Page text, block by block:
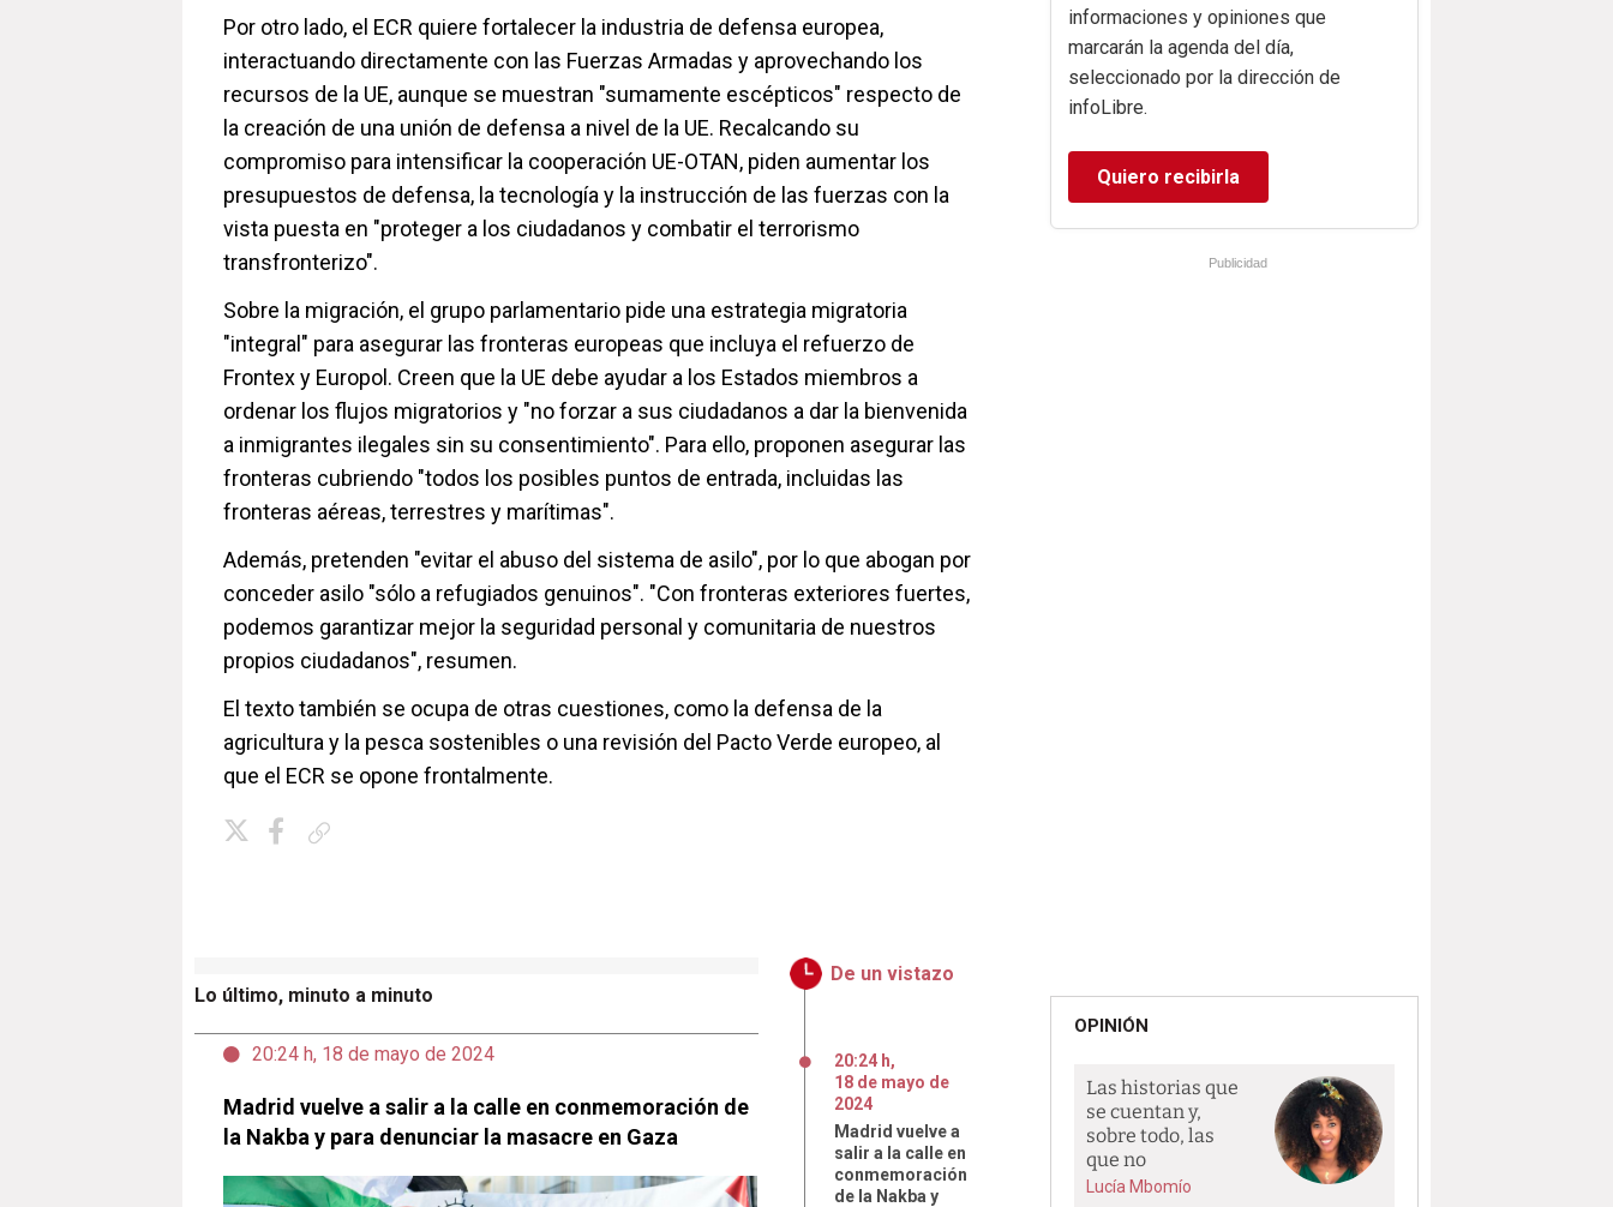
Por otro lado, el ECR quiere fortalecer la industria de defensa europea,
interactuando directamente con las Fuerzas Armadas y aprovechando los
recursos de la UE, aunque se muestran "sumamente escépticos" respecto de
la creación de una unión de defensa a nivel de la UE. Recalcando su
compromiso para intensificar la cooperación UE-OTAN, piden aumentar los
presupuestos de defensa, la tecnología y la instrucción de las fuerzas con la
vista puesta en "proteger a los ciudadanos y combatir el terrorismo
transfronterizo".
Sobre la migración, el grupo parlamentario pide una estrategia migratoria
"integral" para asegurar las fronteras europeas que incluya el refuerzo de
Frontex y Europol. Creen que la UE debe ayudar a los Estados miembros a
ordenar los flujos migratorios y "no forzar a sus ciudadanos a dar la bienvenida
a inmigrantes ilegales sin su consentimiento". Para ello, proponen asegurar las
fronteras cubriendo "todos los posibles puntos de entrada, incluidas las
fronteras aéreas, terrestres y marítimas".
Además, pretenden "evitar el abuso del sistema de asilo", por lo que abogan por
conceder asilo "sólo a refugiados genuinos". "Con fronteras exteriores fuertes,
podemos garantizar mejor la seguridad personal y comunitaria de nuestros
propios ciudadanos", resumen.
El texto también se ocupa de otras cuestiones, como la defensa de la
agricultura y la pesca sostenibles o una revisión del Pacto Verde europeo, al
que el ECR se opone frontalmente.
Lo último, minuto a minuto
20:24 h, 18 de mayo de 2024
Madrid vuelve a salir a la calle en conmemoración de
la Nakba y para denunciar la masacre en Gaza
De un vistazo
20:24 h,
18 de mayo de
2024
Madrid vuelve a
salir a la calle en
conmemoración
de la Nakba y
informaciones y opiniones que
marcarán la agenda del día,
seleccionado por la dirección de
infoLibre.
Quiero recibirla
Publicidad
OPINIÓN
Las historias que
se cuentan y,
sobre todo, las
que no
Lucía Mbomío